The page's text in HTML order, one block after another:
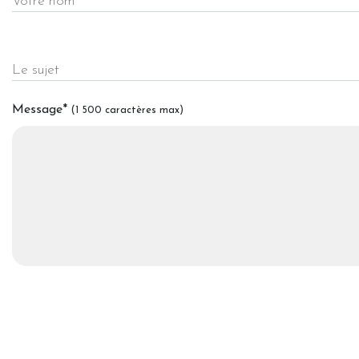
Le sujet
Message* (1 500 caractères max)